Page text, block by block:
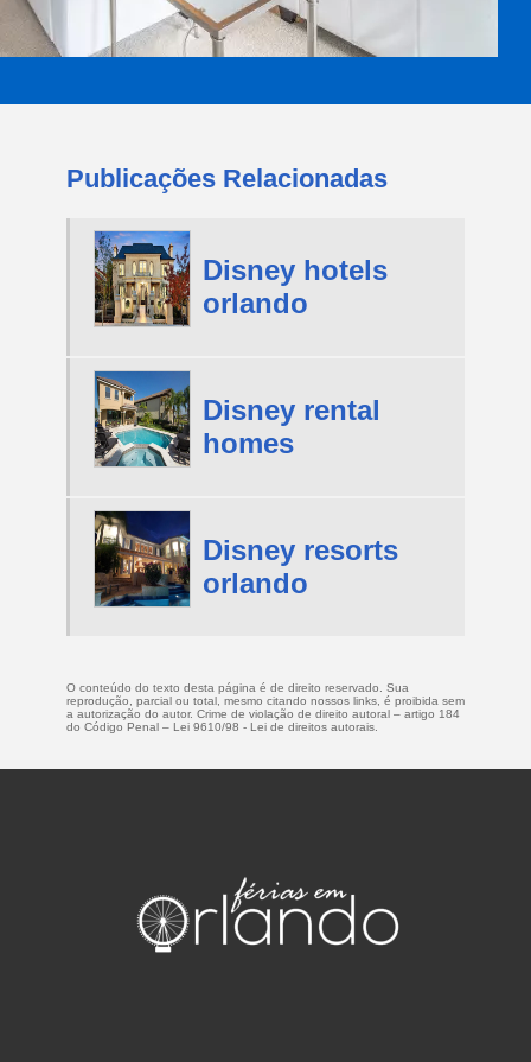
Publicações Relacionadas
Disney hotels
orlando
Disney rental
homes
Disney resorts
orlando
O conteúdo do texto desta página é de direito reservado. Sua
reprodução, parcial ou total, mesmo citando nossos links, é proibida sem
a autorização do autor. Crime de violação de direito autoral – artigo 184
do Código Penal – Lei 9610/98 - Lei de direitos autorais